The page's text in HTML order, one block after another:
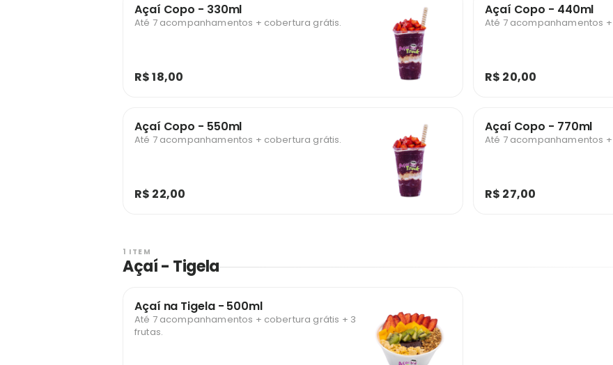
Açaí Copo - 330ml
Até 7 acompanhamentos + cobertura grátis.
R$ 18,00
Açaí Copo - 440ml
Até 7 acompanhamentos
R$ 20,00
Açaí Copo - 550ml
Até 7 acompanhamentos + cobertura grátis.
R$ 22,00
Açaí Copo - 770ml
Até 7 acompanhamentos
R$ 27,00
1 ITEM
Açaí - Tigela
Açaí na Tigela - 500ml
Até 7 acompanhamentos + cobertura grátis + 3
frutas.